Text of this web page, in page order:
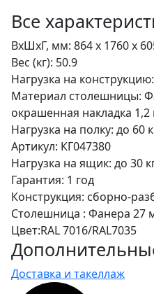
ВxШxГ:
Вес:
2338 за
500
ВxШxГ:
Все
ВхШхГ, мм: 864 x 1760 x
Вес (кг): 50.9
Нагрузка на конструкцию:
Материал столешницы:
окрашенная накладка
Нагрузка на полку: до 60
Артикул: КГ047380
Нагрузка на ящик: до 30
Гарантия: 1 год
Конструкция: сборно-
Столешница : Фанера 27
Цвет:RAL 7016/RAL7035
Доставка и такеллаж